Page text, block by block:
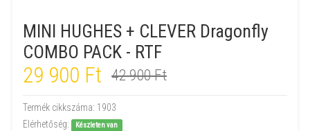
MINI HUGHES + CLEVER Dragonfly
COMBO PACK - RTF
29 900 Ft 42 900 Ft
Termék cikkszáma: 1903
Elérhetőség:
Készleten van